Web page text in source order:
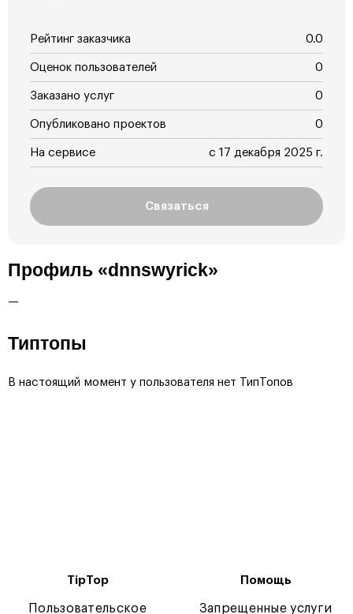
Рейтинг заказчика 0.0
Оценок пользователей 0
Заказано услуг 0
Опубликовано проектов 0
На сервисе с 17 декабря 2025 г.
Связаться
Профиль «dnnswyrick»
—
Типтопы
В настоящий момент у пользователя нет ТипТопов
TipTop
Пользовательское
Помощь
Запрещенные услуги